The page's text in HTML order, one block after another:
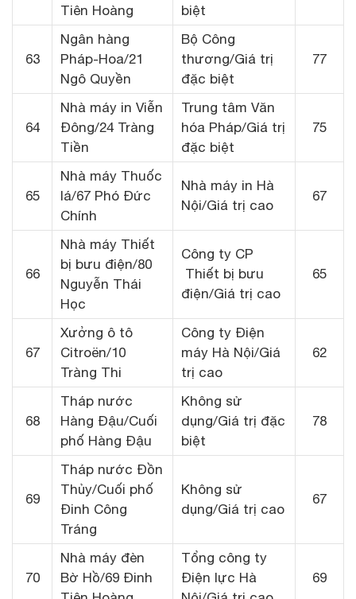
Tiên Hoàng
biệt
63
Ngân hàng
Pháp-Hoa/21
Ngô Quyền
Bộ Công
thương/Giá trị
đặc biệt
77
64
Nhà máy in Viễn
Đông/24 Tràng
Tiền
Trung tâm Văn
hóa Pháp/Giá trị
đặc biệt
75
65
Nhà máy Thuốc
lá/67 Phó Đức
Chính
Nhà máy in Hà
Nội/Giá trị cao
67
66
Nhà máy Thiết
bị bưu điện/80
Nguyễn Thái
Học
Công ty CP
Thiết bị bưu
điện/Giá trị cao
65
67
Xưởng ô tô
Citroёn/10
Tràng Thi
Công ty Điện
máy Hà Nội/Giá
trị cao
62
68
Tháp nước
Hàng Đậu/Cuối
phố Hàng Đậu
Không sử
dụng/Giá trị đặc
biệt
78
69
Tháp nước Đồn
Thủy/Cuối phố
Đinh Công
Tráng
Không sử
dụng/Giá trị cao
67
70
Nhà máy đèn
Bờ Hồ/69 Đinh
Tổng công ty
Điện lực Hà
69